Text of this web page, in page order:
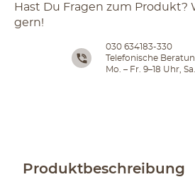
Hast Du Fragen zum Produkt?
gern!
030 634183-330
Telefonische
Mo. – Fr. 9–18 Uhr,
Produktbeschreibung